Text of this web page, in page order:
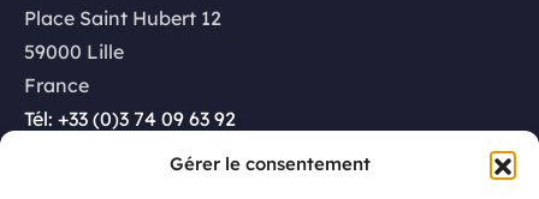
Gérer le consentement
Place Saint Hubert 12
59000 Lille
France
Tél: +33 (0)3 74 09 63 92